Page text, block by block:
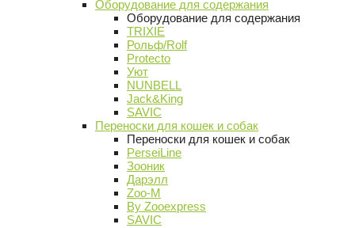
Оборудование для содержания
Оборудование для содержания
TRIXIE
Рольф/Rolf
Protecto
Уют
NUNBELL
Jack&King
SAVIC
Переноски для кошек и собак
Переноски для кошек и собак
PerseiLine
Зооник
Дарэлл
Zoo-M
By Zooexpress
SAVIC